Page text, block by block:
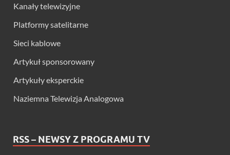
Kanały telewizyjne
Platformy satelitarne
Sieci kablowe
Artykuł sponsorowany
Artykuły eksperckie
Naziemna Telewizja Analogowa
RSS – NEWSY Z PROGRAMU TV